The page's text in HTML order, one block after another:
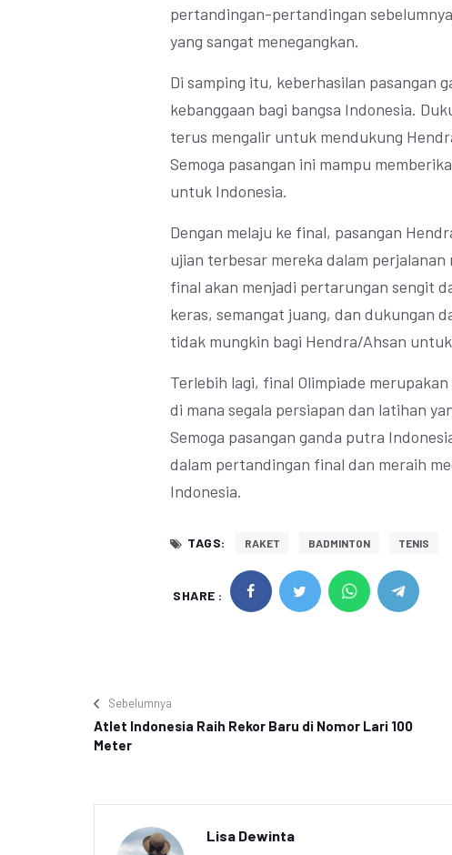
pertandingan-pertandingan
yang sangat menegangkan.
Di samping itu, keberhasilan pasangan
kebanggaan bagi bangsa Indonesia.
terus mengalir untuk mendukung
Semoga pasangan ini mampu
untuk Indonesia.
Dengan melaju ke final, pasangan
ujian terbesar mereka dalam
final akan menjadi pertarungan sengit
keras, semangat juang, dan dukungan
tidak mungkin bagi Hendra/Ahsan
Terlebih lagi, final Olimpiade
di mana segala persiapan dan latihan
Semoga pasangan ganda putra
dalam pertandingan final dan meraih
Indonesia.
TAGS: RAKET BADMINTON TENIS
SHARE :
Sebelumnya
Atlet Indonesia Raih Rekor Baru di Nomor Lari 100
Meter
Lisa Dewinta